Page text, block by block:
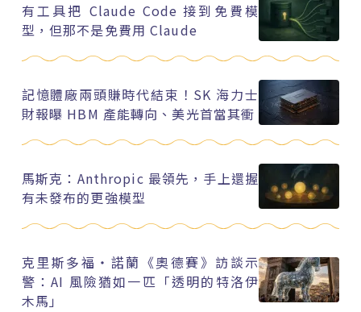
有工具把 Claude Code 接到免費模
型，但那不是免費用 Claude
記憶體廠兩頭賺時代結束！SK 海力士
財報曝 HBM 產能轉向、美光首當其衝
馬斯克：Anthropic 最領先，手上還握
有未發布的更強模型
克里斯多福・諾蘭《奧德賽》訪談示
警：AI 風險猶如一匹「透明的特洛伊
木馬」